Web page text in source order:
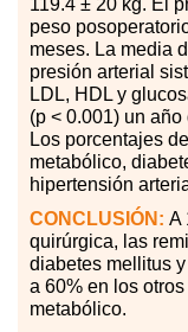
119.4 ± 20 kg. El
peso
meses. La media
presión arterial
LDL, HDL y
(p < 0.001) un
Los porcentajes
metabólico,
hipertensión
CONCLUSIÓN: A
quirúrgica, las
diabetes mellitus
a 60% en los
metabólico.